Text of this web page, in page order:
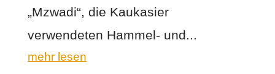
„Mzwadi“, die Kaukasier
verwendeten Hammel- und...
mehr lesen